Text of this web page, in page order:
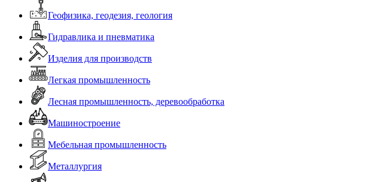
Геофизика, геодезия, геология
Гидравлика и пневматика
Изделия для производств
Легкая промышленность
Лесная промышленность, деревообработка
Машиностроение
Мебельная промышленность
Металлургия